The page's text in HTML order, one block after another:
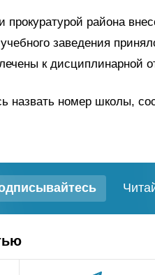
прокуратурой района
заведения
к дисциплинарной
назвать номер школы,